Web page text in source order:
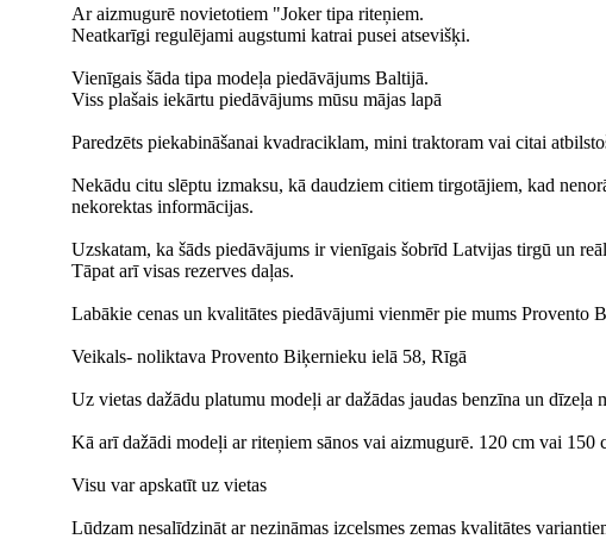
Ar aizmugurē novietotiem "Joker tipa riteņiem.
Neatkarīgi regulējami augstumi katrai pusei atsevišķi.
Vienīgais šāda tipa modeļa piedāvājums Baltijā.
Viss plašais iekārtu piedāvājums mūsu mājas lapā
Paredzēts piekabināšanai kvadraciklam, mini traktoram vai citai
Nekādu citu slēptu izmaksu, kā daudziem citiem tirgotājiem, kad
nekorektas informācijas.
Uzskatam, ka šāds piedāvājums ir vienīgais šobrīd Latvijas tirgū un
Tāpat arī visas rezerves daļas.
Labākie cenas un kvalitātes piedāvājumi vienmēr pie mums Provento
Veikals- noliktava Provento Biķernieku ielā 58, Rīgā
Uz vietas dažādu platumu modeļi ar dažādas jaudas benzīna un dīzeļa
Kā arī dažādi modeļi ar riteņiem sānos vai aizmugurē. 120 cm vai 150
Visu var apskatīt uz vietas
Lūdzam nesalīdzināt ar nezināmas izcelsmes zemas kvalitātes